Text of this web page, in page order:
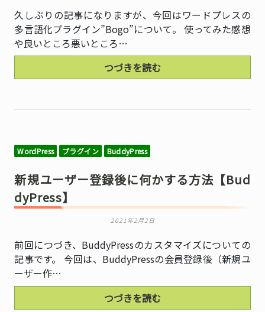
久しぶりの記事になりますが、今回はワードプレスの
多言語化プラグイン”Bogo”について。 使ってみた感想
や良いところ悪いところ…
つづきを読む
WordPress プラグイン BuddyPress
新規ユーザー登録後に何かする方法【Bud
dyPress】
2021年2月2日
前回につづき、BuddyPressのカスタマイズについての
記事です。 今回は、BuddyPressの会員登録後（新規ユ
ーザー作…
つづきを読む